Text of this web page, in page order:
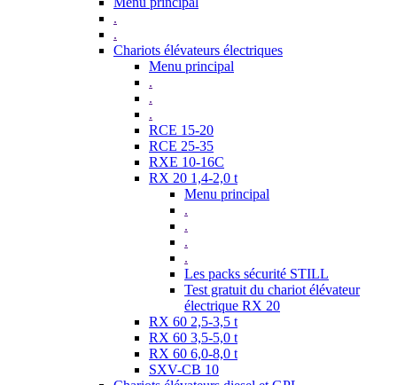
.
.
Chariots élévateurs électriques
Menu principal
.
.
.
RCE 15-20
RCE 25-35
RXE 10-16C
RX 20 1,4-2,0 t
Menu principal
.
.
.
.
Les packs sécurité STILL
Test gratuit du chariot élévateur
électrique RX 20
RX 60 2,5-3,5 t
RX 60 3,5-5,0 t
RX 60 6,0-8,0 t
SXV-CB 10